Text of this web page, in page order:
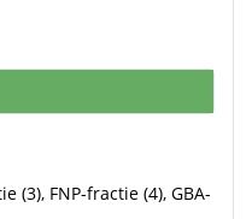
(3), FNP-fractie (4), GBA-